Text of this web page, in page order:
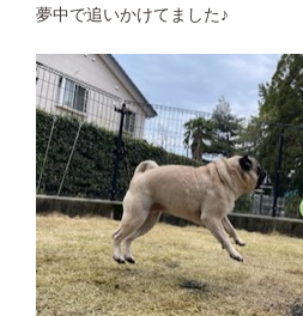
夢中で追いかけてました♪